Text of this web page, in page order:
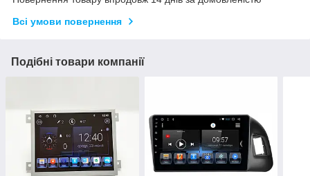
Всі умови повернення
Подібні товари компанії